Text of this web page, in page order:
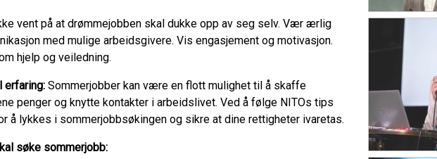
vent på at drømmejobben skal dukke opp av seg selv. Vær ærlig
med mulige arbeidsgivere. Vis engasjement og motivasjon.
hjelp og veiledning.
erfaring: Sommerjobber kan være en flott mulighet til å skaffe
penger og knytte kontakter i arbeidslivet. Ved å følge NITOs tips
å lykkes i sommerjobbsøkingen og sikre at dine rettigheter ivaretas.
søke sommerjobb: